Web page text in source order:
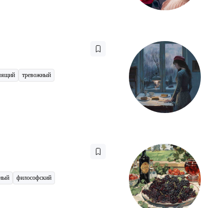
тревожный
философский